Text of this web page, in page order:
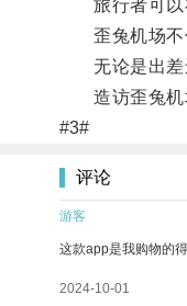
旅行者可以在
歪兔机场不仅
无论是出差还
造访歪兔机
#3#
评论
游客
这款app是我购物的
2024-10-01